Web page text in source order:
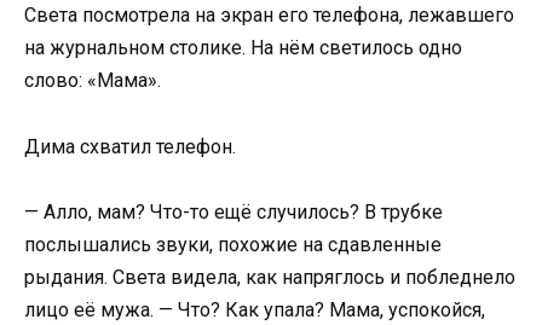
Света посмотрела на экран его телефона, лежавшего
на журнальном столике. На нём светилось одно
слово: «Мама».
Дима схватил телефон.
— Алло, мам? Что-то ещё случилось? В трубке
послышались звуки, похожие на сдавленные
рыдания. Света видела, как напряглось и побледнело
лицо её мужа. — Что? Как упала? Мама, успокойся,